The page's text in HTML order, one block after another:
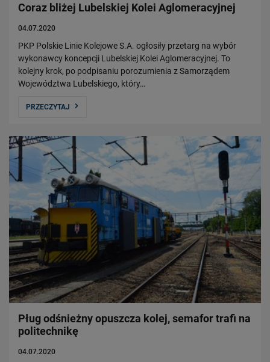
Coraz bliżej Lubelskiej Kolei Aglomeracyjnej
04.07.2020
PKP Polskie Linie Kolejowe S.A. ogłosiły przetarg na wybór
wykonawcy koncepcji Lubelskiej Kolei Aglomeracyjnej. To
kolejny krok, po podpisaniu porozumienia z Samorządem
Województwa Lubelskiego, który…
PRZECZYTAJ
Pług odśnieżny opuszcza kolej, semafor trafi na
politechnikę
04.07.2020